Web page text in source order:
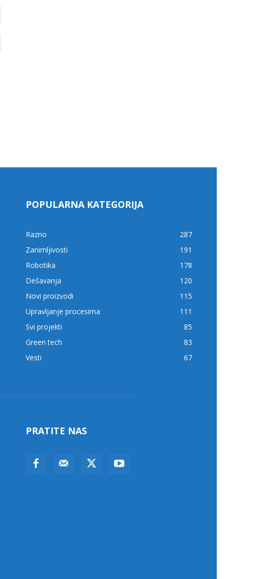
POPULARNA KATEGORIJA
Razno
287
Zanimljivosti
191
Robotika
178
Dešavanja
120
Novi proizvodi
115
Upravljanje procesima
111
Svi projekti
85
Green tech
83
Vesti
67
PRATITE NAS